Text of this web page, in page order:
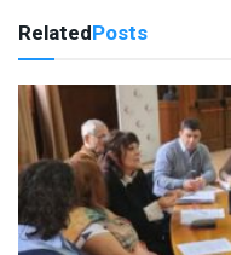
RelatedPosts